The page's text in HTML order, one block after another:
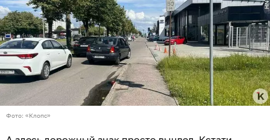
Фото: «Клопс»